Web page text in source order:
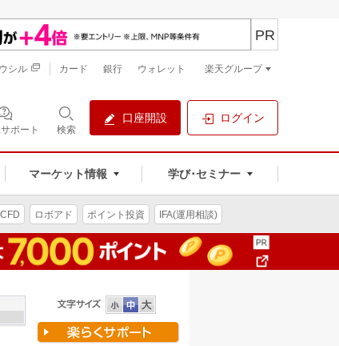
ポート 検索
口座開設 ログイン
マーケット情報 学び･セミナー
PR
シル カード 銀行 ウォレット 楽天グループ
CFD ロボアド ポイント投資 IFA(運用相談)